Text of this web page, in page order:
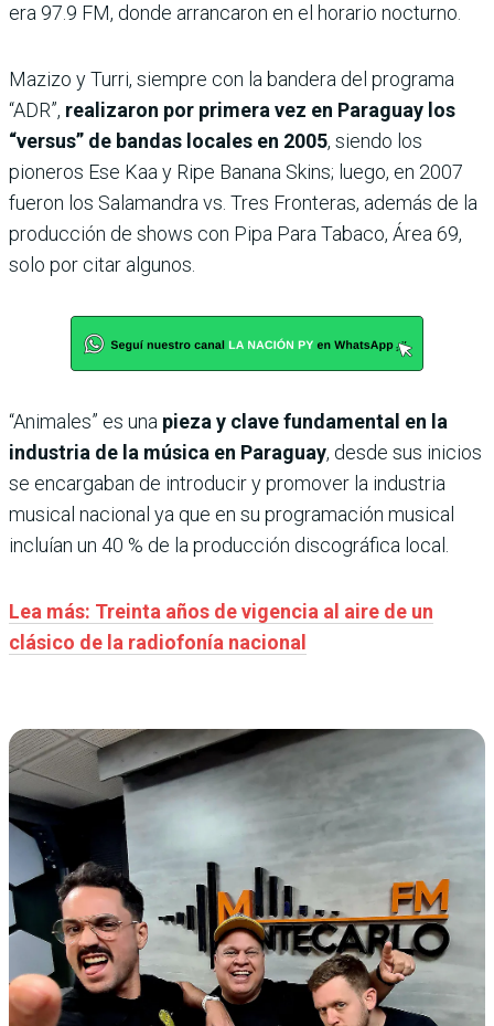
era 97.9 FM, donde arrancaron en el horario nocturno.
Mazizo y Turri, siempre con la bandera del programa
“ADR”, realizaron por primera vez en Paraguay los
“versus” de bandas locales en 2005, siendo los
pioneros Ese Kaa y Ripe Banana Skins; luego, en 2007
fueron los Salamandra vs. Tres Fronteras, además de la
producción de shows con Pipa Para Tabaco, Área 69,
solo por citar algunos.
“Animales” es una pieza y clave fundamental en la
industria de la música en Paraguay, desde sus inicios
se encargaban de introducir y promover la industria
musical nacional ya que en su programación musical
incluían un 40 % de la producción discográfica local.
Lea más: Treinta años de vigencia al aire de un
clásico de la radiofonía nacional